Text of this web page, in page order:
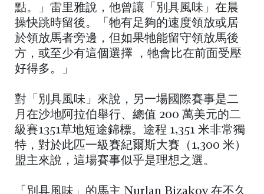
點。」雷里雅說，他曾讓「別具風味」在晨
操快跳時留後。「牠有足夠的速度領放或居
於領放馬者旁邊，但如果牠能留守領放馬後
方，或至少有這個選擇 ，牠會比在前面受壓
好得多。」
對「別具風味」來說，另一場國際賽事是二
月在沙地阿拉伯舉行、總值 200 萬美元的二
級賽1351草地短途錦標。途程 1,351 米非常獨
特，對於此匹一級賽紀爾斯大賽（1,300 米）
盟主來說，這場賽事似乎是理想之選。